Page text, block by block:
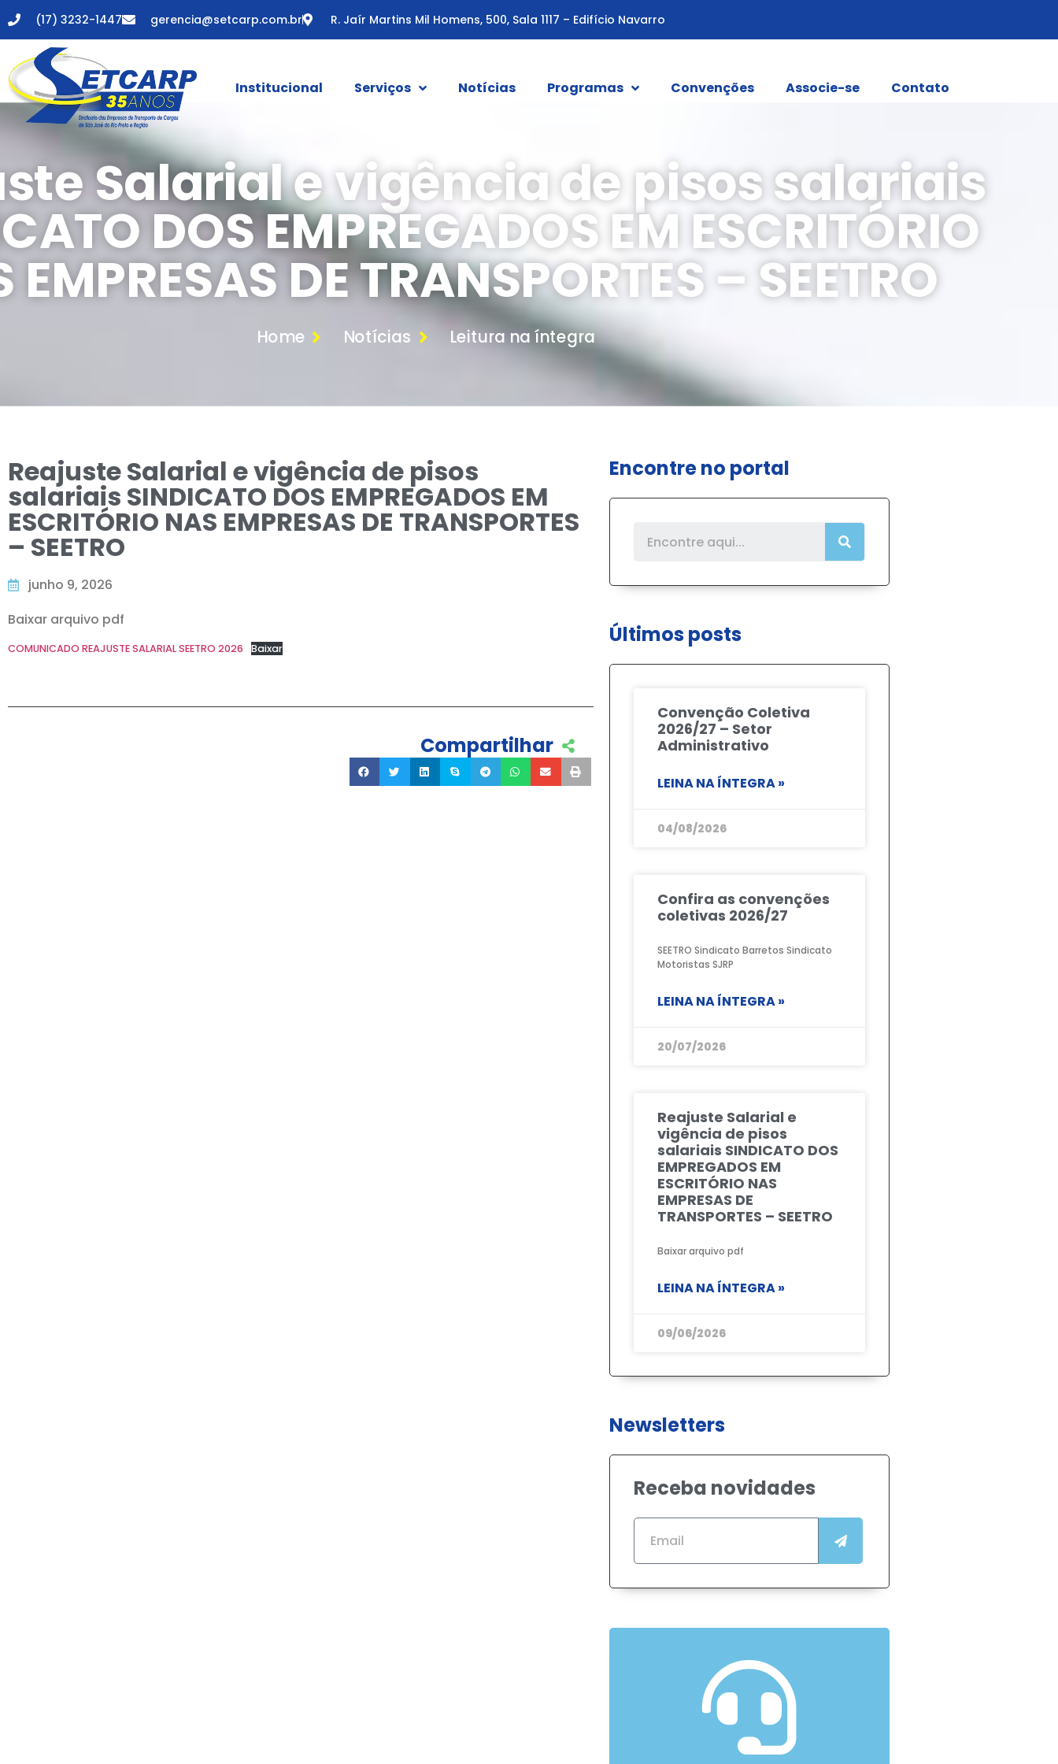
(17) 3232-1447 gerencia@setcarp.com.br R. Jaír Martins Mil Homens, 500, Sala 1117 – Edifício Navarro
Institucional Serviços Notícias Programas Convenções Associe-se Contato
Salarial e vigência de pisos salariais
DOS EMPREGADOS EM ESCRITÓRIO
EMPRESAS DE TRANSPORTES – SEETRO
Home Notícias Leitura na íntegra
Reajuste Salarial e vigência de pisos
salariais SINDICATO DOS EMPREGADOS EM
ESCRITÓRIO NAS EMPRESAS DE TRANSPORTES
– SEETRO
junho 9, 2026
Baixar arquivo pdf
COMUNICADO REAJUSTE SALARIAL SEETRO 2026 Baixar
Compartilhar
Encontre no portal
Últimos posts
Convenção Coletiva
2026/27 – Setor
Administrativo
LEINA NA ÍNTEGRA »
04/08/2026
Confira as convenções
coletivas 2026/27
SEETRO Sindicato Barretos Sindicato
Motoristas SJRP
LEINA NA ÍNTEGRA »
20/07/2026
Reajuste Salarial e
vigência de pisos
salariais SINDICATO DOS
EMPREGADOS EM
ESCRITÓRIO NAS
EMPRESAS DE
TRANSPORTES – SEETRO
Baixar arquivo pdf
LEINA NA ÍNTEGRA »
09/06/2026
Newsletters
Receba novidades